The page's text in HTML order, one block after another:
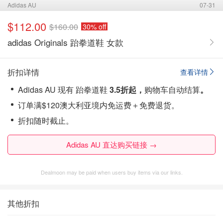
Adidas AU 07-31
$112.00 $160.00 30% off
adidas Originals 跆拳道鞋 女款
查看详情
折扣详情
Adidas AU 现有 跆拳道鞋 3.5折起， 购物车自动结算。
订单满$120澳大利亚境内免运费＋免费退货。
折扣随时截止。
Adidas AU 直达购买链接 →
Dealmoon may be paid when users buy items via our links.
其他折扣